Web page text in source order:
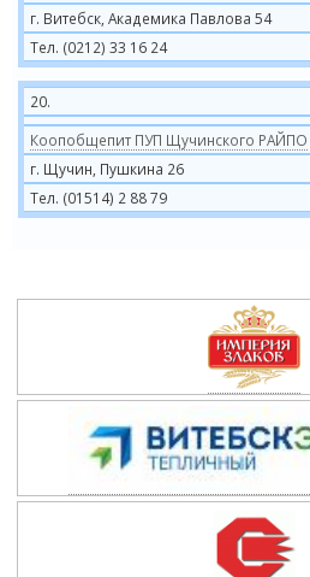
г. Витебск, Академика Павлова 54
Тел. (0212) 33 16 24
20.
Коопобщепит ПУП Щучинского РАЙПО
г. Щучин, Пушкина 26
Тел. (01514) 2 88 79